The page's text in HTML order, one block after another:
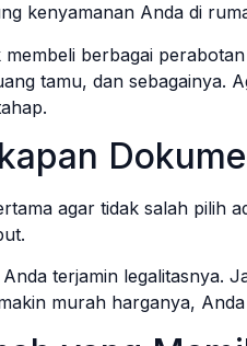
kenyamanan Anda di
berbagai
tamu, dan sebagainya.
agar tidak salah pilih
terjamin legalitasnya.
murah harganya,